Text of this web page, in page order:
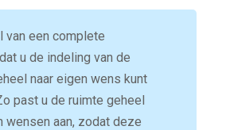
van een complete
u de indeling van de
naar eigen wens kunt
past u de ruimte geheel
wensen aan, zodat deze